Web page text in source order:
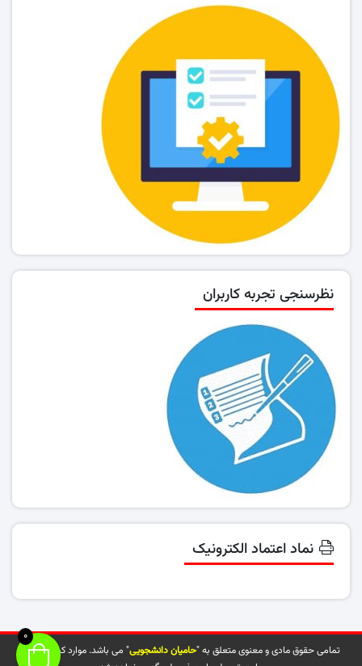
نظرسنجی تجربه کاربران
نماد اعتماد الکترونیک
تمامی حقوق مادی و معنوی متعلق به "حامیان دانشجویی" می باشد. موارد کپی شده از
0